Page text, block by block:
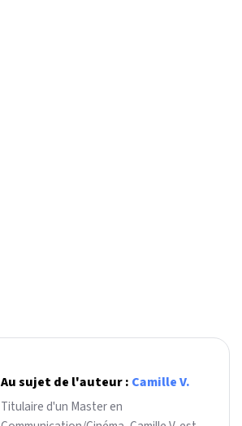
Au sujet de l'auteur : Camille V.
Titulaire d'un Master en